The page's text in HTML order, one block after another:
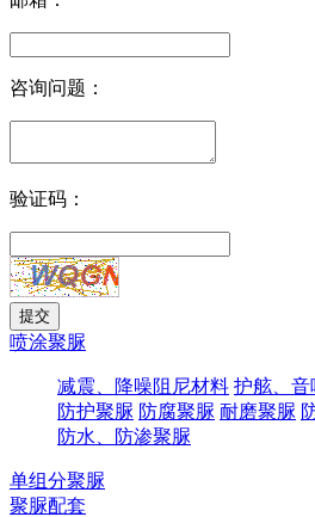
咨询问题：
验证码：
喷涂聚脲
减震、降噪阻尼材料 护舷、音
防护聚脲 防腐聚脲 耐磨聚脲
防水、防渗聚脲
单组分聚脲
聚脲配套